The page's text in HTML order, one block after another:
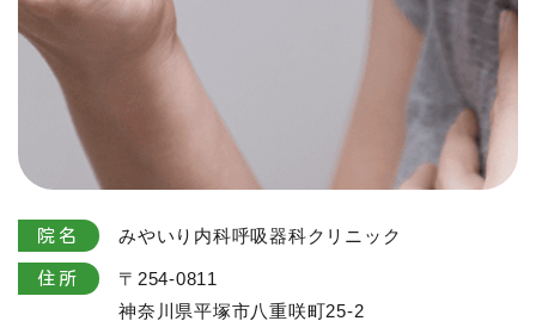
院名 みやいり内科呼吸器科クリニック
住所
〒254-0811
神奈川県平塚市八重咲町25-2